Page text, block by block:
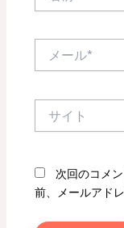
次回のコメ
前、メールアド